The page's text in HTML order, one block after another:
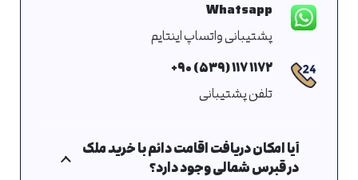
Whatsapp
پشتیبانی واتساپ اینتایم
۱۱۷۲ ۱۱۷ (۵۳۹) ۹۰+
تلفن پشتیبانی
آیا امکان دریافت اقامت دائم با خرید ملک
در قبرس شمالی وجود دارد؟